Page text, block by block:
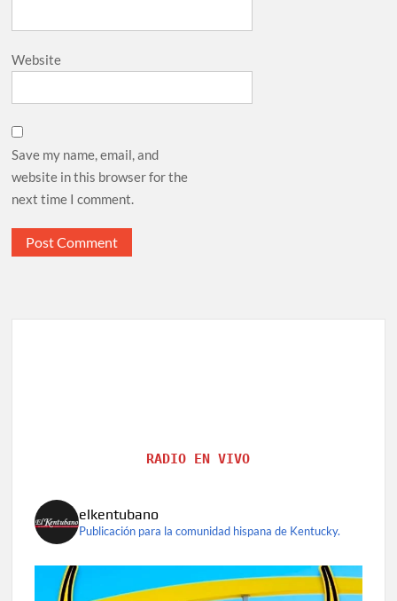
Website
Save my name, email, and
website in this browser for the
next time I comment.
RADIO EN VIVO
elkentubano
Publicación para la comunidad hispana de Kentucky.